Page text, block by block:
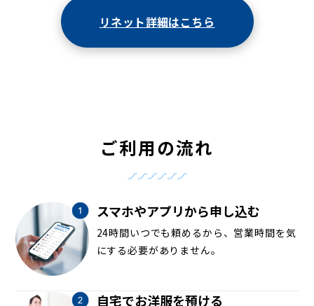
リネット詳細はこちら
ご利用の流れ
スマホやアプリから申し込む
24時間いつでも頼めるから、営業時間を気
にする必要がありません。
自宅でお洋服を預ける